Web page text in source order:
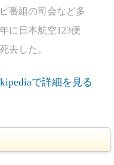
番組の司会など多
に日本航空123便
去した。
で詳細を見る